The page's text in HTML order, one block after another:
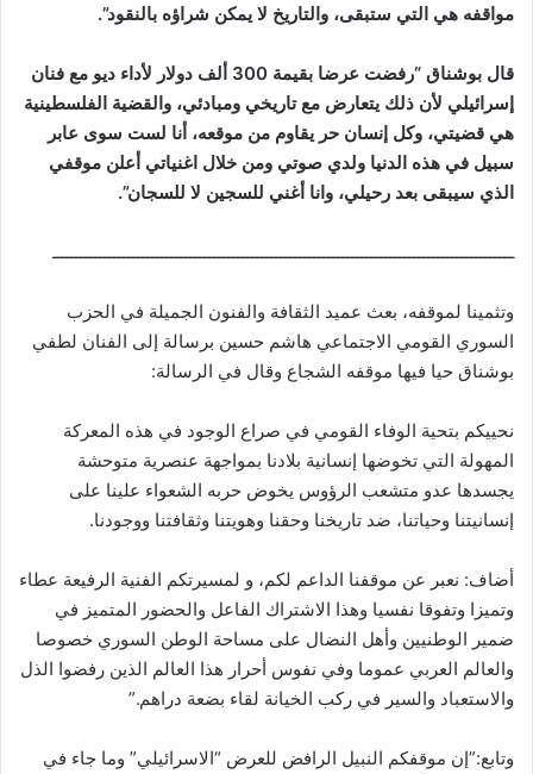
مواقفه هي التي ستبقى، والتاريخ لا يمكن شراؤه بالنقود”.
قال بوشناق “رفضت عرضا بقيمة 300 ألف دولار لأداء ديو مع فنان
إسرائيلي لأن ذلك يتعارض مع تاريخي ومبادئي، والقضية الفلسطينية
هي قضيتي، وكل إنسان حر يقاوم من موقعه، أنا لست سوى عابر
سبيل في هذه الدنيا ولدي صوتي ومن خلال اغنياتي أعلن موقفي
الذي سيبقى بعد رحيلي، وانا أغني للسجين لا للسجان”.
ـــــــــــــــــــــــــــــــــــــــــــــــــــــــــــــــــــــــــــــــــــــــــــــــــ
وتثمينا لموقفه، بعث عميد الثقافة والفنون الجميلة في الحزب
السوري القومي الاجتماعي هاشم حسين برسالة إلى الفنان لطفي
بوشناق حيا فيها موقفه الشجاع وقال في الرسالة:
نحييكم بتحية الوفاء القومي في صراع الوجود في هذه المعركة
المهولة التي تخوضها إنسانية بلادنا بمواجهة عنصرية متوحشة
يجسدها عدو متشعب الرؤوس يخوض حربه الشعواء علينا على
إنسانيتنا وحياتنا، ضد تاريخنا وحقنا وهويتنا وثقافتنا ووجودنا.
أضاف: نعبر عن موقفنا الداعم لكم، و لمسيرتكم الفنية الرفيعة عطاء
وتميزا وتفوقا نفسيا وهذا الاشتراك الفاعل والحضور المتميز في
ضمير الوطنيين وأهل النضال على مساحة الوطن السوري خصوصا
والعالم العربي عموما وفي نفوس أحرار هذا العالم الذين رفضوا الذل
والاستعباد والسير في ركب الخيانة لقاء بضعة دراهم.”
وتابع:”إن موقفكم النبيل الرافض للعرض “الاسرائيلي” وما جاء في